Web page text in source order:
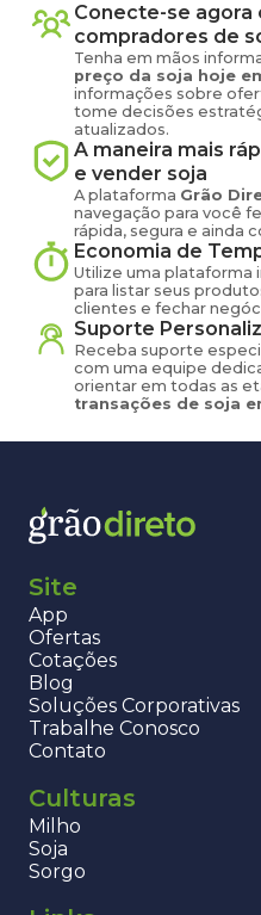
Conecte-se
compradores de
Tenha em mãos
preço da soja hoje
informações sobre
tome decisões
atualizados.
A maneira mais
e vender soja
A plataforma Grão
navegação para você
rápida, segura e ainda
Economia de
Utilize uma plataforma
para listar seus
clientes e fechar
Suporte
Receba suporte
com uma equipe
orientar em todas as
transações de soja
Site
App
Ofertas
Cotações
Blog
Soluções Corporativas
Trabalhe Conosco
Contato
Culturas
Milho
Soja
Sorgo